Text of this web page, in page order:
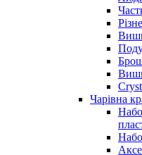
Різне
Чарівна